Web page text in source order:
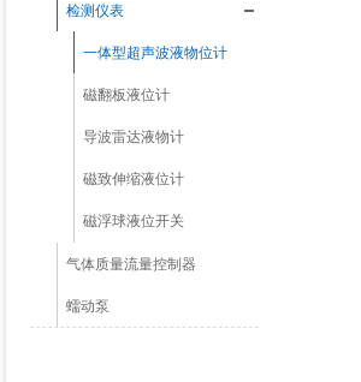
检测仪表
一体型超声波液物位计
磁翻板液位计
导波雷达液物计
磁致伸缩液位计
磁浮球液位开关
气体质量流量控制器
蠕动泵